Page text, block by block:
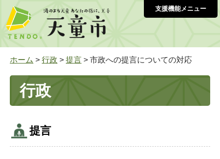
支援機能メニュー
ホーム > 行政 > 提言 > 市政への提言についての対応
行政
提言